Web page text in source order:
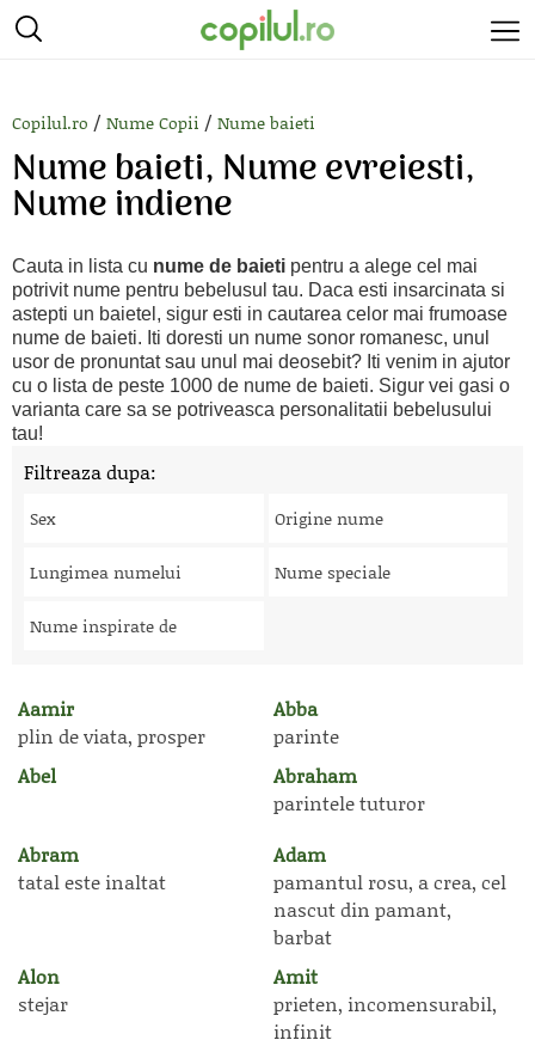
Copilul.ro / Nume Copii / Nume baieti
Nume baieti, Nume evreiesti,
Nume indiene
Cauta in lista cu nume de baieti pentru a alege cel mai
potrivit nume pentru bebelusul tau. Daca esti insarcinata si
astepti un baietel, sigur esti in cautarea celor mai frumoase
nume de baieti. Iti doresti un nume sonor romanesc, unul
usor de pronuntat sau unul mai deosebit? Iti venim in ajutor
cu o lista de peste 1000 de nume de baieti. Sigur vei gasi o
varianta care sa se potriveasca personalitatii bebelusului
tau!
Filtreaza dupa:
Sex Origine nume
Lungimea numelui Nume speciale
Nume inspirate de
Aamir
plin de viata, prosper
Abba
parinte
Abel
Abraham
parintele tuturor
Abram
tatal este inaltat
Adam
pamantul rosu, a crea, cel
nascut din pamant,
barbat
Alon
stejar
Amit
prieten, incomensurabil,
infinit